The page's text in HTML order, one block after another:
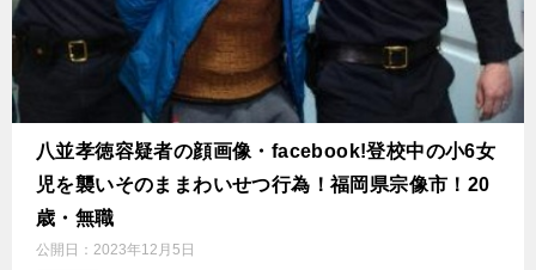
八並孝徳容疑者の顔画像・facebook!登校中の小6女
児を襲いそのままわいせつ行為！福岡県宗像市！20
歳・無職
公開日： 2023年12月5日